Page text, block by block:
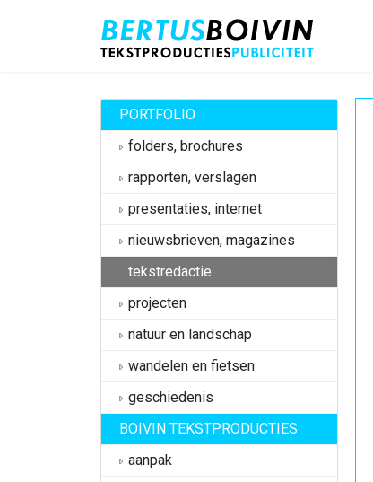
PORTFOLIO
folders, brochures
rapporten, verslagen
presentaties, internet
nieuwsbrieven, magazines
tekstredactie
projecten
natuur en landschap
wandelen en fietsen
geschiedenis
BOIVIN TEKSTPRODUCTIES
aanpak